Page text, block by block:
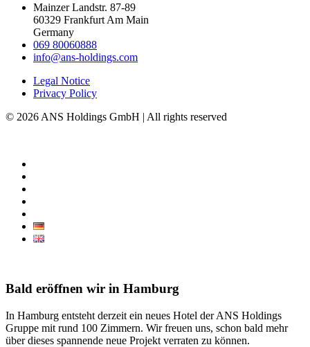
Mainzer Landstr. 87-89
60329 Frankfurt Am Main
Germany
069 80060888
info@ans-holdings.com
Legal Notice
Privacy Policy
© 2026 ANS Holdings GmbH | All rights reserved
Bald eröffnen wir in Hamburg
In Hamburg entsteht derzeit ein neues Hotel der ANS Holdings
Gruppe mit rund 100 Zimmern. Wir freuen uns, schon bald mehr
über dieses spannende neue Projekt verraten zu können.